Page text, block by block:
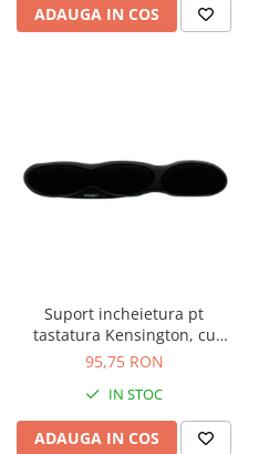
ADAUGA IN COS
Suport incheietura pt
tastatura Kensington, cu
spuma, negru
95,75 RON
IN STOC
ADAUGA IN COS